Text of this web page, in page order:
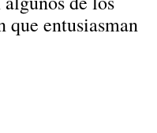
que entusiasman